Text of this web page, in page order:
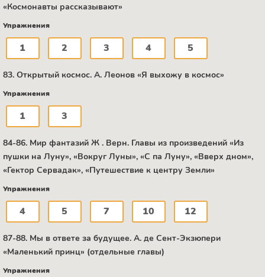
«Космонавты рассказывают»
Упражнения
1 2 3 4 5
83. Открытый космос. А. Леонов «Я выхожу в космос»
Упражнения
1 3
84-86. Мир фантазий Ж . Верн. Главы из произведений «Из
пушки на Луну», «Вокруг Луны», «С па Луну», «Вверх дном»,
«Гектор Сервадак», «Путешествие к центру Земли»
Упражнения
4 5 7 10 12
87-88. Мы в ответе за будущее. А. де Сент-Экзюпери
«Маленький принц» (отдельные главы)
Упражнения